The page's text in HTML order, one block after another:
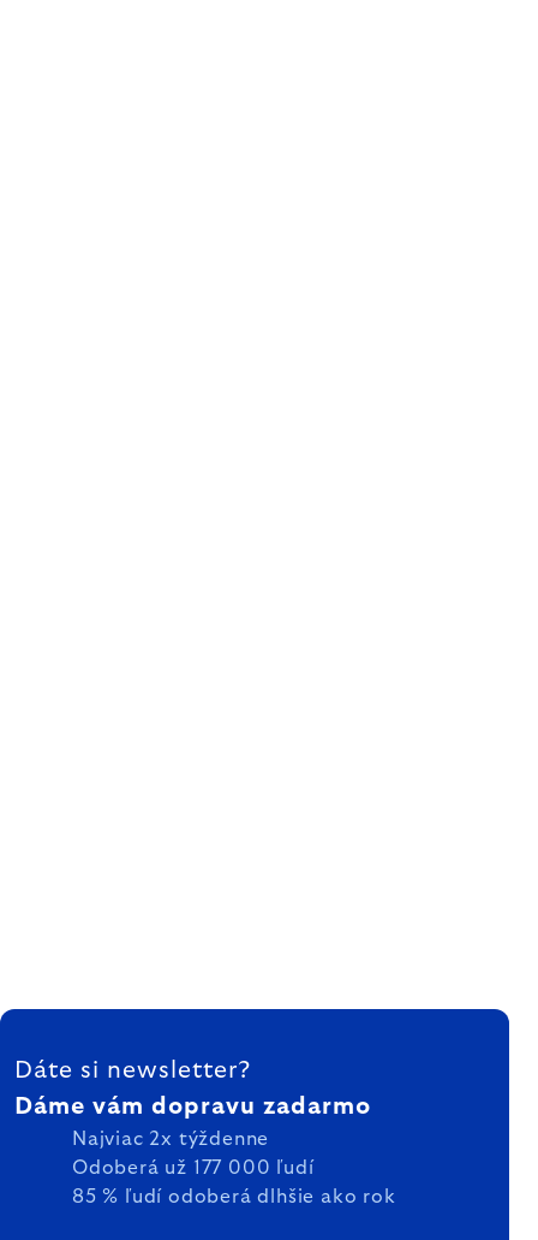
ZÁPÄTIE
Dáte si newsletter?
Dáme vám dopravu zadarmo
Najviac 2x týždenne
Odoberá už 177 000 ľudí
85 % ľudí odoberá dlhšie ako rok